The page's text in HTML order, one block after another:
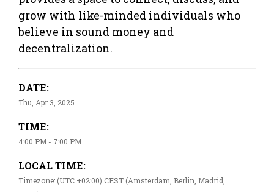
grow with like-minded individuals who
believe in sound money and
decentralization.
DATE:
Thu, Apr 3, 2025
TIME:
4:00 PM - 7:00 PM
LOCAL TIME:
Timezone: (UTC +02:00) CEST (Amsterdam, Berlin, Madrid,